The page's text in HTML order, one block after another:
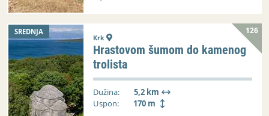
SREDNJA 126
Krk
Hrastovom šumom do kamenog
trolista
Dužina:
5,2 km
Uspon:
170 m